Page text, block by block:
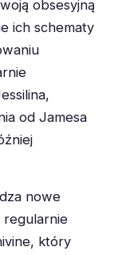
obsesyjną
ich schematy
od Jamesa
nowe
regularnie
który